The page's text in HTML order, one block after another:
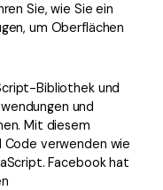
Sie, wie Sie ein
um Oberflächen
Bibliothek und
und
Mit diesem
Code verwenden wie
Facebook hat